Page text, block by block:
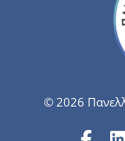
© 2026